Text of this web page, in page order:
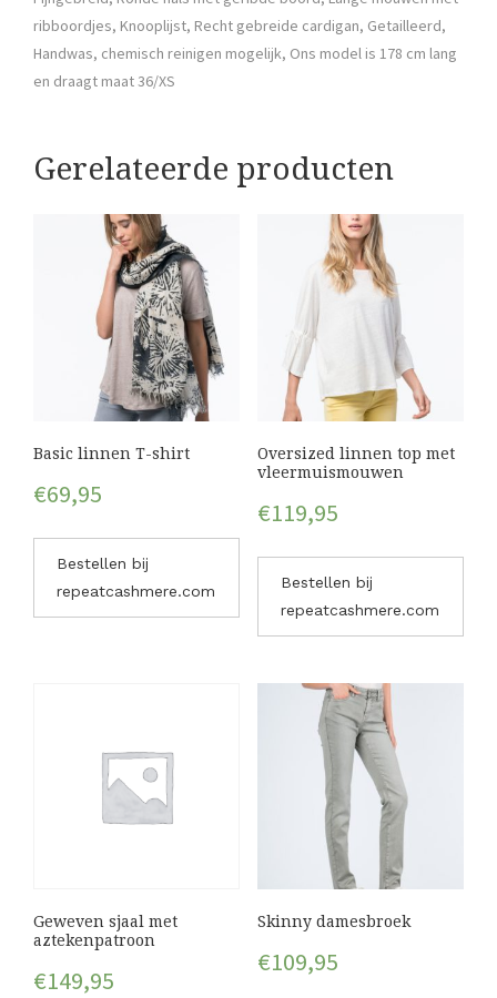
ribboordjes, Knooplijst, Recht gebreide cardigan, Getailleerd,
Handwas, chemisch reinigen mogelijk, Ons model is 178 cm lang
en draagt maat 36/XS
Gerelateerde producten
Basic linnen T-shirt
€69,95
Bestellen bij
repeatcashmere.com
Oversized linnen top met
vleermuismouwen
€119,95
Bestellen bij
repeatcashmere.com
Geweven sjaal met
aztekenpatroon
€149,95
Skinny damesbroek
€109,95